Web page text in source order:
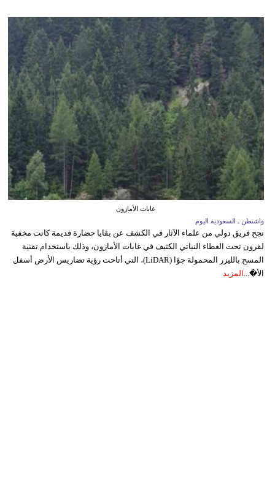
غابات الأمازون
واشنطن ـ السعودية اليوم
نجح فريق دولي من علماء الآثار في الكشف عن بقايا حضارة قديمة كانت مخفية
لقرون تحت الغطاء النباتي الكثيف في غابات الأمازون، وذلك باستخدام تقنية
المسح بالليزر المحمولة جوًا (LiDAR)، التي أتاحت رؤية تضاريس الأرض أسفل
الأ�... المزيد